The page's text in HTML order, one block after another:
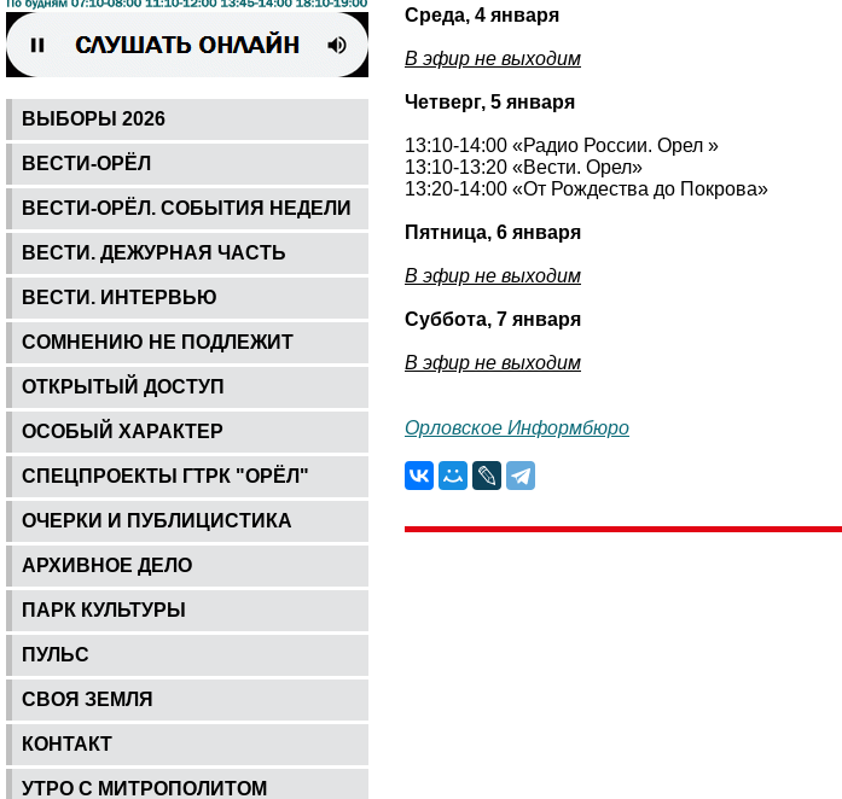
ВЫБОРЫ 2026
ВЕСТИ-ОРЁЛ
ВЕСТИ-ОРЁЛ. СОБЫТИЯ НЕДЕЛИ
ВЕСТИ. ДЕЖУРНАЯ ЧАСТЬ
ВЕСТИ. ИНТЕРВЬЮ
СОМНЕНИЮ НЕ ПОДЛЕЖИТ
ОТКРЫТЫЙ ДОСТУП
ОСОБЫЙ ХАРАКТЕР
СПЕЦПРОЕКТЫ ГТРК "ОРЁЛ"
ОЧЕРКИ И ПУБЛИЦИСТИКА
АРХИВНОЕ ДЕЛО
ПАРК КУЛЬТУРЫ
ПУЛЬС
СВОЯ ЗЕМЛЯ
КОНТАКТ
УТРО С МИТРОПОЛИТОМ
Среда, 4 января
В эфир не выходим
Четверг, 5 января
13:10-14:00 «Радио России. Орел »
13:10-13:20 «Вести. Орел»
13:20-14:00 «От Рождества до Покрова»
Пятница, 6 января
В эфир не выходим
Суббота, 7 января
В эфир не выходим
Орловское Информбюро